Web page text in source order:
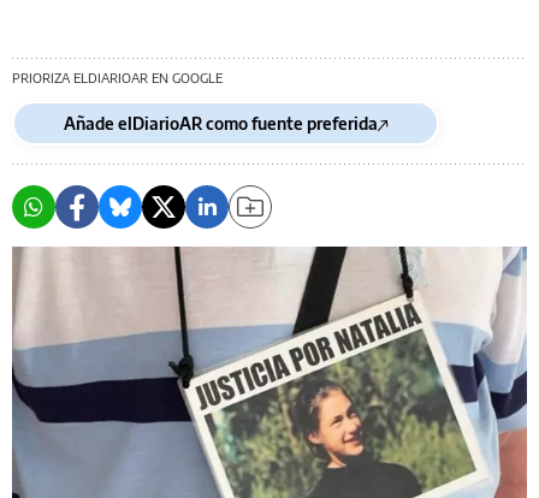
PRIORIZA ELDIARIOAR EN GOOGLE
Añade elDiarioAR como fuente preferida